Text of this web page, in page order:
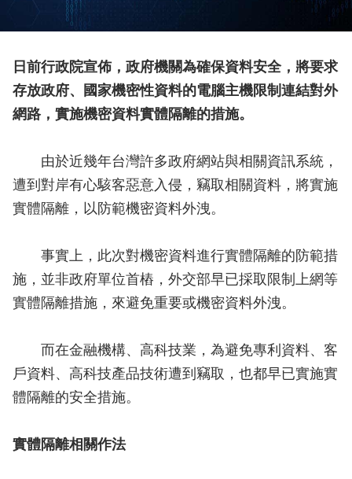
日前行政院宣佈，政府機關為確保資料安全，將要求
存放政府、國家機密性資料的電腦主機限制連結對外
網路，實施機密資料實體隔離的措施。
由於近幾年台灣許多政府網站與相關資訊系統，
遭到對岸有心駭客惡意入侵，竊取相關資料，將實施
實體隔離，以防範機密資料外洩。
事實上，此次對機密資料進行實體隔離的防範措
施，並非政府單位首樁，外交部早已採取限制上網等
實體隔離措施，來避免重要或機密資料外洩。
而在金融機構、高科技業，為避免專利資料、客
戶資料、高科技產品技術遭到竊取，也都早已實施實
體隔離的安全措施。
實體隔離相關作法